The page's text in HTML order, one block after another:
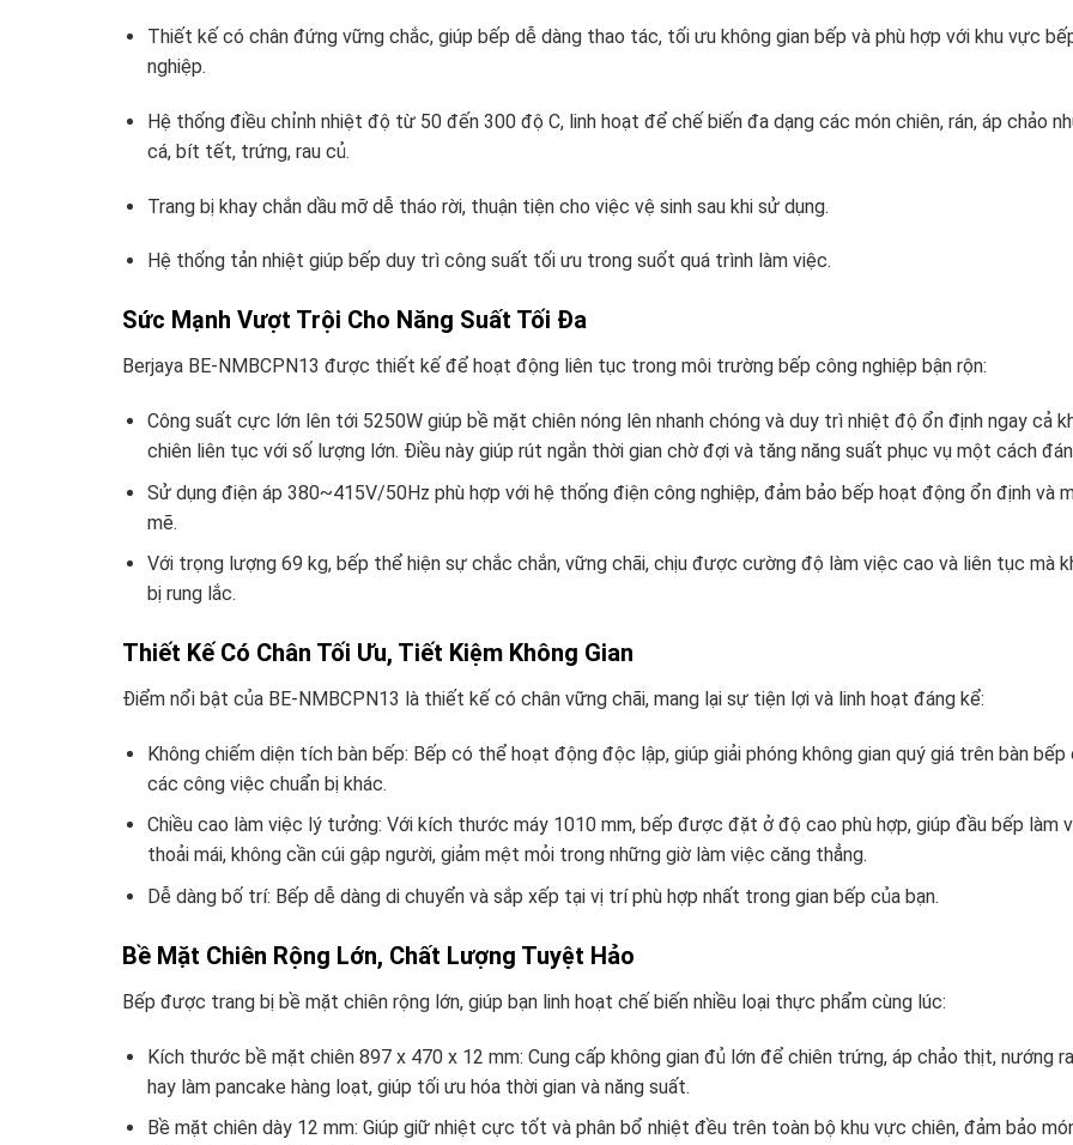
Thiết kế có chân đứng vững chắc, giúp bếp dễ dàng thao tác, tối ưu không gian bếp và phù hợp với khu vực
nghiệp.
Hệ thống điều chỉnh nhiệt độ từ 50 đến 300 độ C, linh hoạt để chế biến đa dạng các món chiên, rán, áp chảo
cá, bít tết, trứng, rau củ.
Trang bị khay chắn dầu mỡ dễ tháo rời, thuận tiện cho việc vệ sinh sau khi sử dụng.
Hệ thống tản nhiệt giúp bếp duy trì công suất tối ưu trong suốt quá trình làm việc.
Sức Mạnh Vượt Trội Cho Năng Suất Tối Đa
Berjaya BE-NMBCPN13 được thiết kế để hoạt động liên tục trong môi trường bếp công nghiệp bận rộn:
Công suất cực lớn lên tới 5250W giúp bề mặt chiên nóng lên nhanh chóng và duy trì nhiệt độ ổn định ngay cả
chiên liên tục với số lượng lớn. Điều này giúp rút ngắn thời gian chờ đợi và tăng năng suất phục vụ một cách
Sử dụng điện áp 380~415V/50Hz phù hợp với hệ thống điện công nghiệp, đảm bảo bếp hoạt động ổn định và
mẽ.
Với trọng lượng 69 kg, bếp thể hiện sự chắc chắn, vững chãi, chịu được cường độ làm việc cao và liên tục mà
bị rung lắc.
Thiết Kế Có Chân Tối Ưu, Tiết Kiệm Không Gian
Điểm nổi bật của BE-NMBCPN13 là thiết kế có chân vững chãi, mang lại sự tiện lợi và linh hoạt đáng kể:
Không chiếm diện tích bàn bếp: Bếp có thể hoạt động độc lập, giúp giải phóng không gian quý giá trên bàn bếp
các công việc chuẩn bị khác.
Chiều cao làm việc lý tưởng: Với kích thước máy 1010 mm, bếp được đặt ở độ cao phù hợp, giúp đầu bếp làm
thoải mái, không cần cúi gập người, giảm mệt mỏi trong những giờ làm việc căng thẳng.
Dễ dàng bố trí: Bếp dễ dàng di chuyển và sắp xếp tại vị trí phù hợp nhất trong gian bếp của bạn.
Bề Mặt Chiên Rộng Lớn, Chất Lượng Tuyệt Hảo
Bếp được trang bị bề mặt chiên rộng lớn, giúp bạn linh hoạt chế biến nhiều loại thực phẩm cùng lúc:
Kích thước bề mặt chiên 897 x 470 x 12 mm: Cung cấp không gian đủ lớn để chiên trứng, áp chảo thịt, nướng
hay làm pancake hàng loạt, giúp tối ưu hóa thời gian và năng suất.
Bề mặt chiên dày 12 mm: Giúp giữ nhiệt cực tốt và phân bổ nhiệt đều trên toàn bộ khu vực chiên, đảm bảo